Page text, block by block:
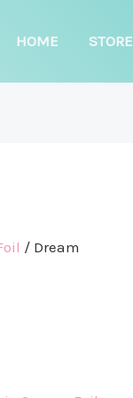
HOME STORE
/ Dream